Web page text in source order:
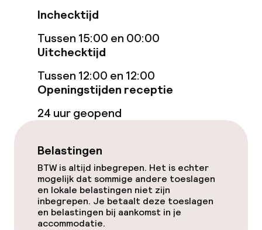
Eet- en drinkdiensten
Ontbijtbuffet
Diner à la carte
Roomservice
Vroeg ontbijt
Schoonmaakvoorzieningen
Wasservice
Inchecktijd
Tussen 15:00 en 00:00
Uitchecktijd
Tussen 12:00 en 12:00
Openingstijden receptie
24 uur geopend
Belastingen
BTW is altijd inbegrepen. Het is echter
mogelijk dat sommige andere toeslagen
en lokale belastingen niet zijn
inbegrepen. Je betaalt deze toeslagen
en belastingen bij aankomst in je
accommodatie.